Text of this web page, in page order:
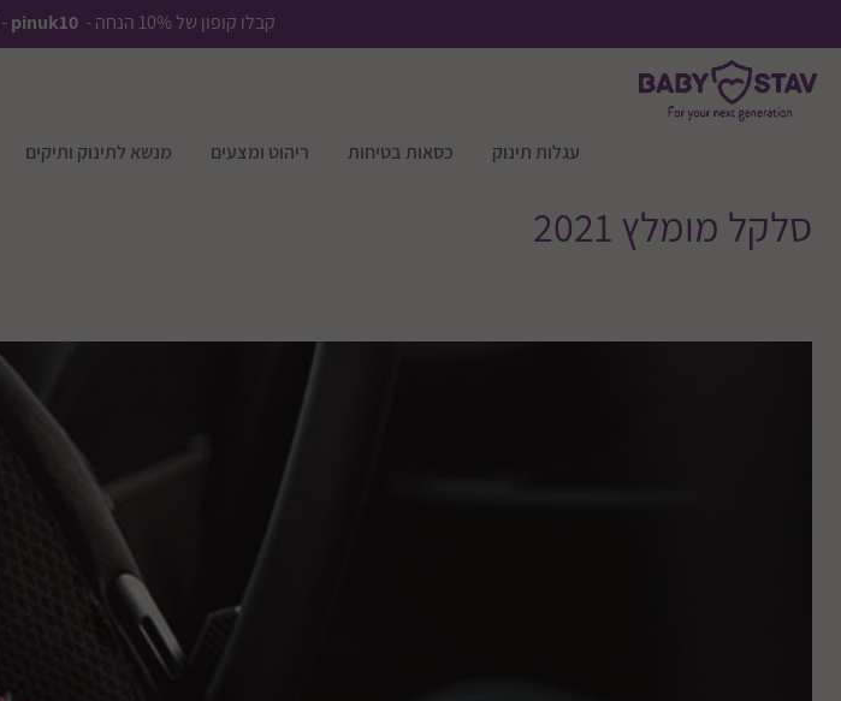
קבלו קופון של 10% הנחה - pinuk10
עגלות תינוק כסאות בטיחות ריהוט ומצעים מנשא לתינוק ותיקים
סלקל מומלץ 2021